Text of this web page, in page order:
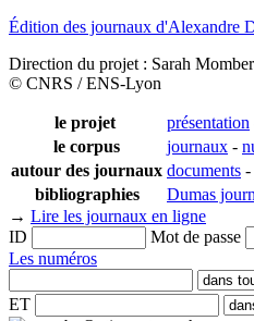
Édition des journaux d'Alexandre
Direction du projet : Sarah
© CNRS / ENS-Lyon
le projet présentation
le corpus
journaux -
autour des journaux documents -
bibliographies
Dumas
→ Lire les journaux en ligne
ID
Mot de passe
Les numéros
ET